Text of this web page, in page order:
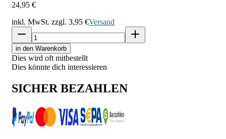
24,95 €
inkl. MwSt. zzgl. 3,95 €Versand
in den Warenkorb
Dies wird oft mitbestellt
Dies könnte dich interessieren
SICHER BEZAHLEN